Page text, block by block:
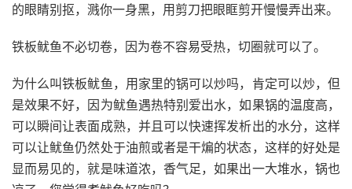
的眼睛别抠，溅你一身黑，用剪刀把眼眶剪开慢慢弄出来。
铁板鱿鱼不必切卷，因为卷不容易受热，切圈就可以了。
为什么叫铁板鱿鱼，用家里的锅可以炒吗，肯定可以炒，但
是效果不好，因为鱿鱼遇热特别爱出水，如果锅的温度高，
可以瞬间让表面成熟，并且可以快速挥发析出的水分，这样
可以让鱿鱼仍然处于油煎或者是干煸的状态，这样的好处是
显而易见的，就是味道浓，香气足，如果出一大堆水，锅也